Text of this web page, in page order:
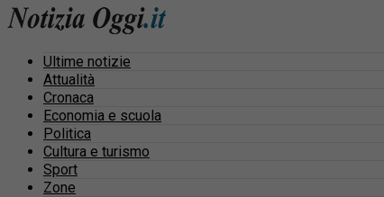
Ultime notizie
Attualità
Cronaca
Economia e scuola
Politica
Cultura e turismo
Sport
Zone